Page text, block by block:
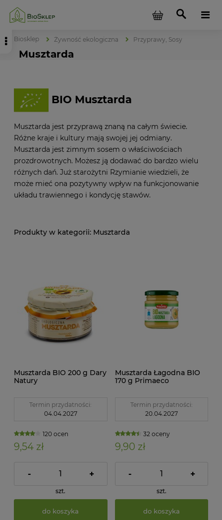
Biosklep Żywność ekologiczna Przyprawy, Sosy
Musztarda
BIO Musztarda
Musztarda jest przyprawą znaną na całym świecie.
Różne kraje i kultury mają swojej jej odmiany.
Musztarda jest zimnym sosem o właściwościach
prozdrowotnych. Możesz ją dodawać do bardzo wielu
różnych dań. Już starożytni Rzymianie wiedzieli, że
może mieć ona pozytywny wpływ na funkcjonowanie
układu trawiennego i kondycję stawów.
Musztarda
Musztarda BIO 200 g Dary
Natury
Termin przydatności:
04.04.2027
120 ocen
9,54 zł
- +
szt.
do koszyka
Musztarda Łagodna BIO
170 g Primaeco
Termin przydatności:
20.04.2027
32 oceny
9,90 zł
- +
szt.
do koszyka